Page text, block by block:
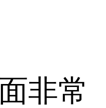
非常